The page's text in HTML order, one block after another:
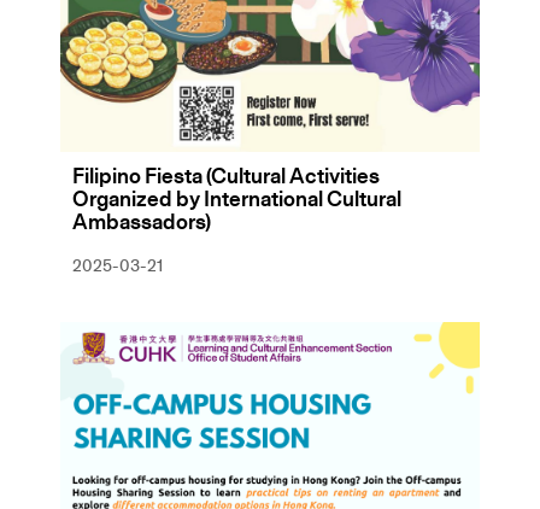
Filipino Fiesta (Cultural Activities
Organized by International Cultural
Ambassadors)
2025-03-21